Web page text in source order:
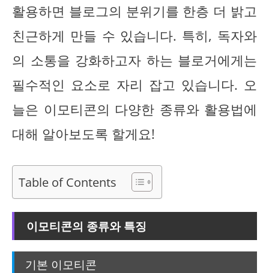
활용하면 블로그의 분위기를 한층 더 밝고
친근하게 만들 수 있습니다. 특히, 독자와
의 소통을 강화하고자 하는 블로거에게는
필수적인 요소로 자리 잡고 있습니다. 오
늘은 이모티콘의 다양한 종류와 활용법에
대해 알아보도록 할게요!
Table of Contents
이모티콘의 종류와 특징
기본 이모티콘